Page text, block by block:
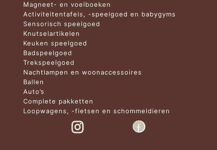
Magneet- en voelboeken
Activiteitentafels, -speelgoed en babygyms
Sensorisch speelgoed
Knutselartikelen
Keuken speelgoed
Badspeelgoed
Trekspeelgoed
Nachtlampen en woonaccessoires
Ballen
Auto’s
Complete pakketten
Loopwagens, -fietsen en schommeldieren